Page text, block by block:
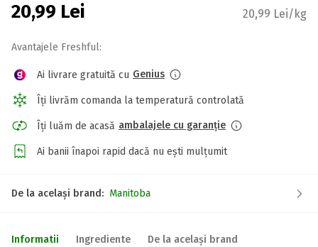
20,99 Lei 20,99 Lei/kg
Avantajele Freshful:
Ai livrare gratuită cu Genius
Îți livrăm comanda la temperatură controlată
Îți luăm de acasă ambalajele cu garanție
Ai banii înapoi rapid dacă nu ești mulțumit
De la același brand: Manitoba
Informatii Ingrediente De la același brand